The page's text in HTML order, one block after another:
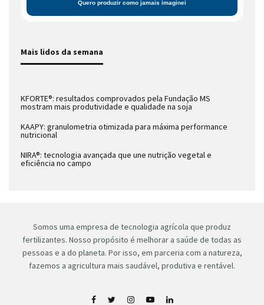
Mais lidos da semana
KFORTE®: resultados comprovados pela Fundação MS
mostram mais produtividade e qualidade na soja
KAAPY: granulometria otimizada para máxima performance
nutricional
NIRA®: tecnologia avançada que une nutrição vegetal e
eficiência no campo
Somos uma empresa de tecnologia agrícola que produz
fertilizantes. Nosso propósito é melhorar a saúde de todas as
pessoas e a do planeta. Por isso, em parceria com a natureza,
fazemos a agricultura mais saudável, produtiva e rentável.